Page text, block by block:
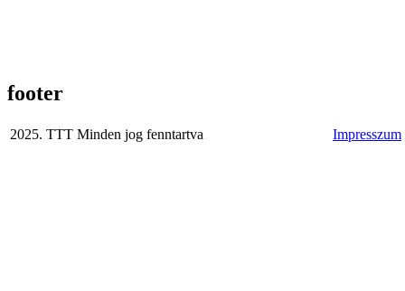
footer
2025. TTT Minden jog fenntartva Impresszum